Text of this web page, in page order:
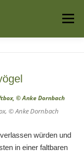
Menü
© Anke Dornbach
würden und
in einer faltbaren